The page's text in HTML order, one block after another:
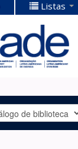
Listas